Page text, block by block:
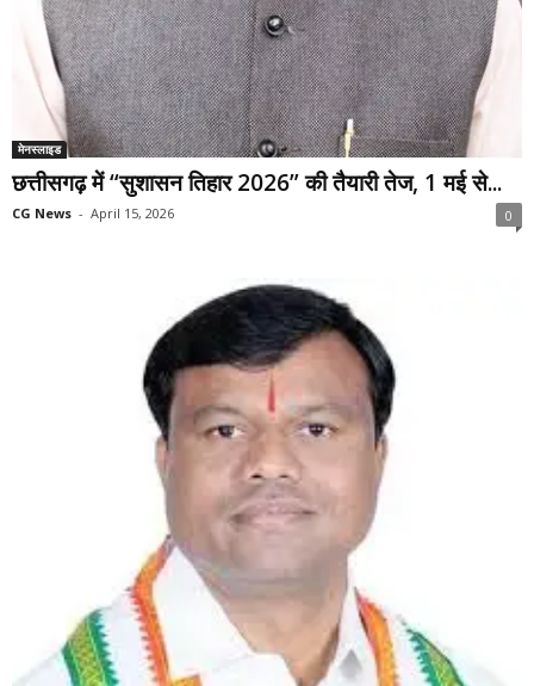
मेनस्लाइड
छत्तीसगढ़ में “सुशासन तिहार 2026” की तैयारी तेज, 1 मई से...
CG News - April 15, 2026 0